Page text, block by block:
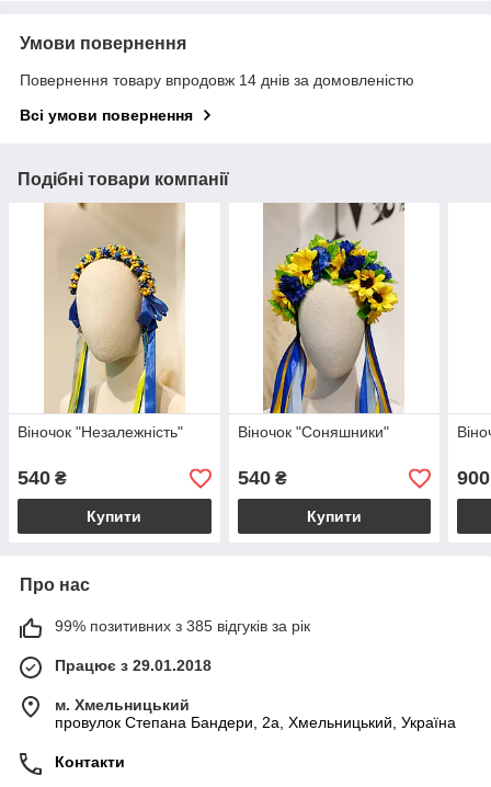
Умови повернення
Повернення товару впродовж 14 днів за домовленістю
Всі умови повернення
Подібні товари компанії
Віночок "Незалежність"
540 ₴
Купити
Віночок "Соняшники"
540₴
Купити
900
Про нас
99% позитивних з 385 відгуків за рік
Працює з 29.01.2018
м. Хмельницький
провулок Степана Бандери, 2a, Хмельницький, Україна
Контакти